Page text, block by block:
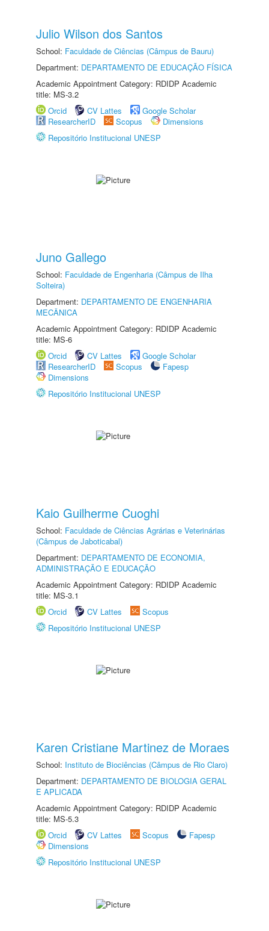
Julio Wilson dos Santos
School: Faculdade de Ciências (Câmpus de Bauru)
Department: DEPARTAMENTO DE EDUCAÇÃO FÍSICA
Academic Appointment Category: RDIDP Academic
title: MS-3.2
Orcid
CV Lattes
Google Scholar
ResearcherID
Scopus
Dimensions
Repositório Institucional UNESP
Juno Gallego
School: Faculdade de Engenharia (Câmpus de Ilha
Solteira)
Department: DEPARTAMENTO DE ENGENHARIA
MECÂNICA
Academic Appointment Category: RDIDP Academic
title: MS-6
Orcid
CV Lattes
Google Scholar
ResearcherID
Scopus
Fapesp
Dimensions
Repositório Institucional UNESP
Kaio Guilherme Cuoghi
School: Faculdade de Ciências Agrárias e Veterinárias
(Câmpus de Jaboticabal)
Department: DEPARTAMENTO DE ECONOMIA,
ADMINISTRAÇÃO E EDUCAÇÃO
Academic Appointment Category: RDIDP Academic
title: MS-3.1
Orcid
CV Lattes
Scopus
Repositório Institucional UNESP
Karen Cristiane Martinez de Moraes
School: Instituto de Biociências (Câmpus de Rio Claro)
Department: DEPARTAMENTO DE BIOLOGIA GERAL
E APLICADA
Academic Appointment Category: RDIDP Academic
title: MS-5.3
Orcid
CV Lattes Scopus
Fapesp
Dimensions
Repositório Institucional UNESP